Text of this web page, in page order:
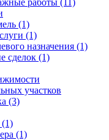
работы (11)
(1)
(1)
назначения (1)
сделок (1)
участков
(3)
(1)
(1)